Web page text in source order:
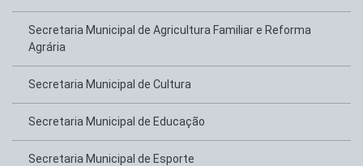
Secretaria Municipal de Agricultura Familiar e Reforma
Agrária
Secretaria Municipal de Cultura
Secretaria Municipal de Educação
Secretaria Municipal de Esporte